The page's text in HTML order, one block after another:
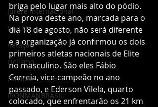
Jurerê Internacional
triatlo
natação
ciclismo
corrida
IRONMANBRASIL
briga pelo lugar mais alto do pódio.
Na prova deste ano, marcada para o
dia 18 de agosto, não será diferente
e a organização já confirmou os dois
primeiros atletas nacionais de Elite
no masculino. São eles Fábio
Correia, vice-campeão no ano
passado, e Ederson Vilela, quarto
colocado, que enfrentarão os 21 km